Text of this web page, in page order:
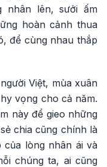
nhân lên, sưởi ấm
hoàn cảnh thua
để cùng nhau thắp
Việt, mùa xuân
vọng cho cả năm.
này để gieo những
chia cũng chính là
của lòng nhân ái và
chúng ta, ai cũng